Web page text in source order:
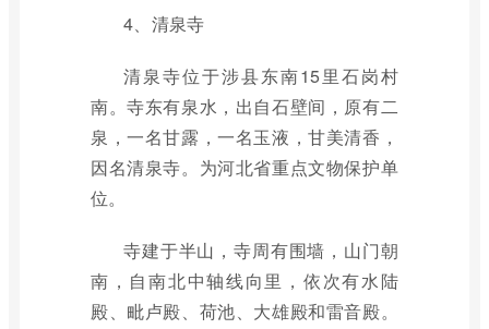
4、清泉寺
清泉寺位于涉县东南15里石岗村
南。寺东有泉水，出自石壁间，原有二
泉，一名甘露，一名玉液，甘美清香，
因名清泉寺。为河北省重点文物保护单
位。
寺建于半山，寺周有围墙，山门朝
南，自南北中轴线向里，依次有水陆
殿、毗卢殿、荷池、大雄殿和雷音殿。